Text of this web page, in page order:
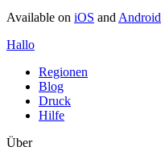
Available on iOS and Android
Hallo
Regionen
Blog
Druck
Hilfe
Über